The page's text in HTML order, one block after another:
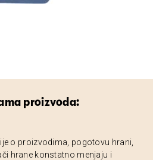
proizvoda:
o proizvodima, pogotovu hrani,
hrane konstatno menjaju i